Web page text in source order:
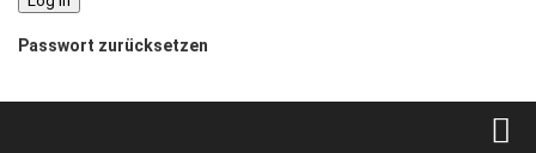
Passwort zurücksetzen